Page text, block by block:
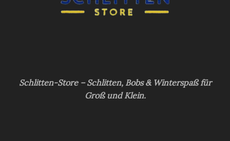
Schlitten-Store – Schlitten, Bobs & Winterspaß für
Groß und Klein.